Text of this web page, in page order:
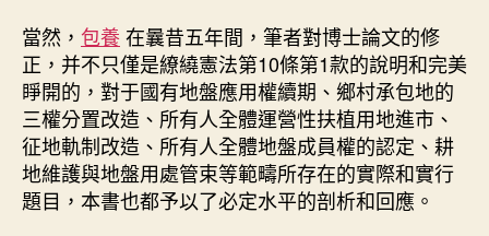
當然， 包養在曩昔五年間，筆者對博士論文的修
正，并不只僅是繚繞憲法第10條第1款的說明和完美
睜開的，對于國有地盤應用權續期、鄉村承包地的
三權分置改造、所有人全體運營性扶植用地進市、
征地軌制改造、所有人全體地盤成員權的認定、耕
地維護與地盤用處管束等範疇所存在的實際和實行
題目，本書也都予以了必定水平的剖析和回應。